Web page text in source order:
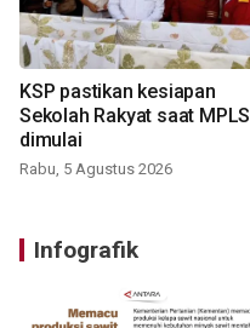
KSP pastikan kesiapan
Sekolah Rakyat saat MPLS
dimulai
Rabu, 5 Agustus 2026
Infografik